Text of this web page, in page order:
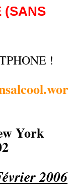
(SANS
!
York
2006